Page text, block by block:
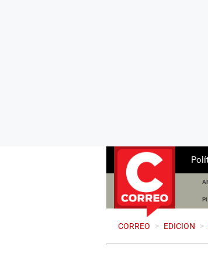
CORREO > EDICION >